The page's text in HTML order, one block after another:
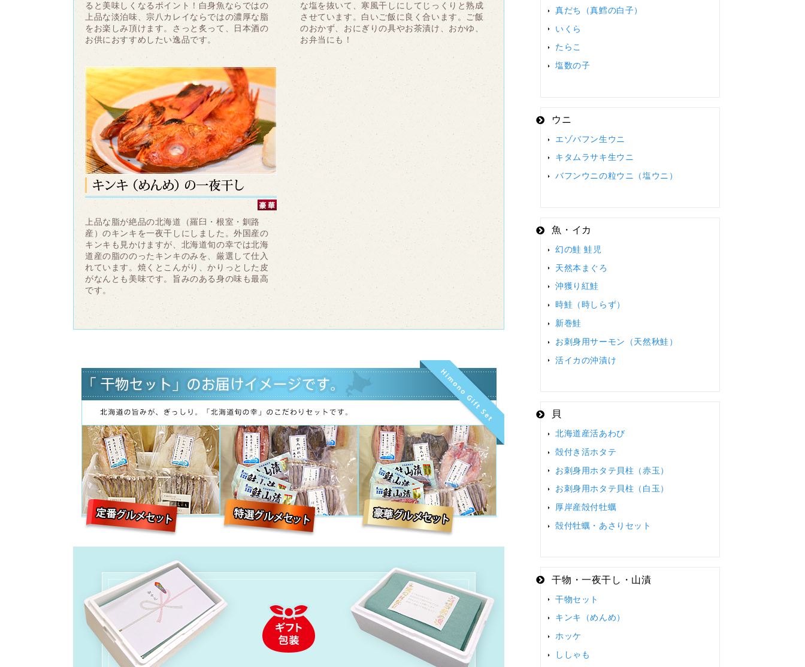
ると美味しくなるポイント！白身魚ならではの
上品な淡泊味、宗八カレイならではの濃厚な脂
をお楽しみ頂けます。さっと炙って、日本酒の
お供におすすめしたい逸品です。
な塩を抜いて、寒風干しにしてじっくりと熟成
させています。白いご飯に良く合います。ご飯
のおかず、おにぎりの具やお茶漬け、おかゆ、
お弁当にも！
上品な脂が絶品の北海道（羅臼・根室・釧路
産）のキンキを一夜干しにしました。外国産の
キンキも見かけますが、北海道旬の幸では北海
道産の脂ののったキンキのみを、厳選して仕入
れています。焼くとこんがり、かりっとした皮
がなんとも美味です。旨みのある身の味も最高
です。
真だち（真鱈の白子）
いくら
たらこ
塩数の子
ウニ
エゾバフン生ウニ
キタムラサキ生ウニ
バフンウニの粒ウニ（塩ウニ）
魚・イカ
幻の鮭 鮭児
天然本まぐろ
沖獲り紅鮭
時鮭（時しらず）
新巻鮭
お刺身用サーモン（天然秋鮭）
活イカの沖漬け
貝
北海道産活あわび
殻付き活ホタテ
お刺身用ホタテ貝柱（赤玉）
お刺身用ホタテ貝柱（白玉）
厚岸産殻付牡蠣
殻付牡蠣・あさりセット
干物・一夜干し・山漬
干物セット
キンキ（めんめ）
ホッケ
ししゃも